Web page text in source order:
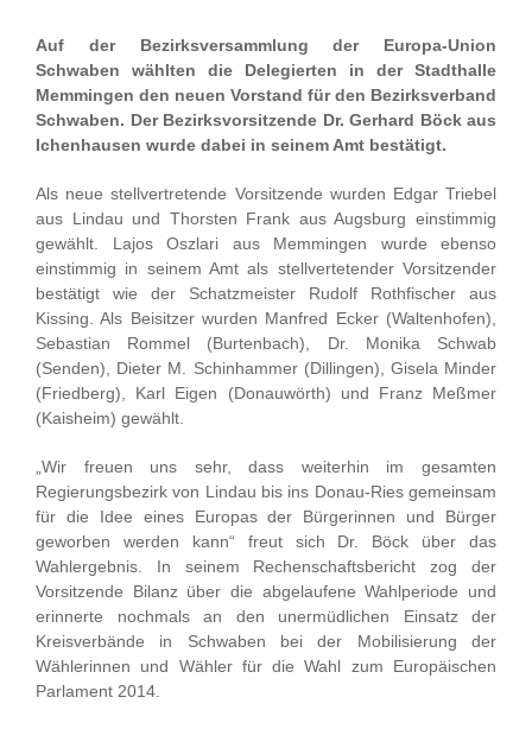
Auf der Bezirksversammlung der Europa-Union
Schwaben wählten die Delegierten in der Stadthalle
Memmingen den neuen Vorstand für den Bezirksverband
Schwaben. Der Bezirksvorsitzende Dr. Gerhard Böck aus
Ichenhausen wurde dabei in seinem Amt bestätigt.
Als neue stellvertretende Vorsitzende wurden Edgar Triebel
aus Lindau und Thorsten Frank aus Augsburg einstimmig
gewählt. Lajos Oszlari aus Memmingen wurde ebenso
einstimmig in seinem Amt als stellvertetender Vorsitzender
bestätigt wie der Schatzmeister Rudolf Rothfischer aus
Kissing. Als Beisitzer wurden Manfred Ecker (Waltenhofen),
Sebastian Rommel (Burtenbach), Dr. Monika Schwab
(Senden), Dieter M. Schinhammer (Dillingen), Gisela Minder
(Friedberg), Karl Eigen (Donauwörth) und Franz Meßmer
(Kaisheim) gewählt.
„Wir freuen uns sehr, dass weiterhin im gesamten
Regierungsbezirk von Lindau bis ins Donau-Ries gemeinsam
für die Idee eines Europas der Bürgerinnen und Bürger
geworben werden kann“ freut sich Dr. Böck über das
Wahlergebnis. In seinem Rechenschaftsbericht zog der
Vorsitzende Bilanz über die abgelaufene Wahlperiode und
erinnerte nochmals an den unermüdlichen Einsatz der
Kreisverbände in Schwaben bei der Mobilisierung der
Wählerinnen und Wähler für die Wahl zum Europäischen
Parlament 2014.